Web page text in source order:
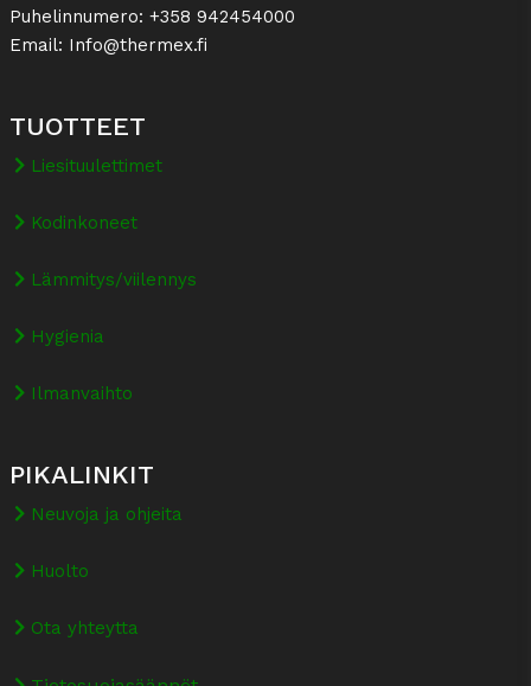
Puhelinnumero: +358 942454000
Email: Info@thermex.fi
TUOTTEET
Liesituulettimet
Kodinkoneet
Lämmitys/viilennys
Hygienia
Ilmanvaihto
PIKALINKIT
Neuvoja ja ohjeita
Huolto
Ota yhteytta